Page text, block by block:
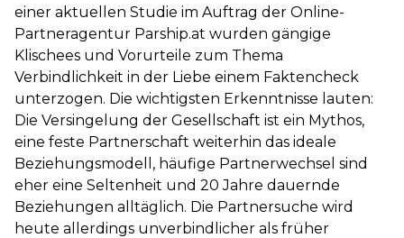
einer aktuellen Studie im Auftrag der Online-
Partneragentur Parship.at wurden gängige
Klischees und Vorurteile zum Thema
Verbindlichkeit in der Liebe einem Faktencheck
unterzogen. Die wichtigsten Erkenntnisse lauten:
Die Versingelung der Gesellschaft ist ein Mythos,
eine feste Partnerschaft weiterhin das ideale
Beziehungsmodell, häufige Partnerwechsel sind
eher eine Seltenheit und 20 Jahre dauernde
Beziehungen alltäglich. Die Partnersuche wird
heute allerdings unverbindlicher als früher